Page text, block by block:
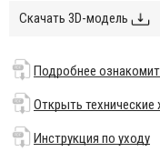
700х700х750 мм;
900х900х750 мм;
1200х800х750 мм;
1800х900х750 мм;
Скачать 3D-модель
Подробнее
Открыть технические
Инструкция по уходу